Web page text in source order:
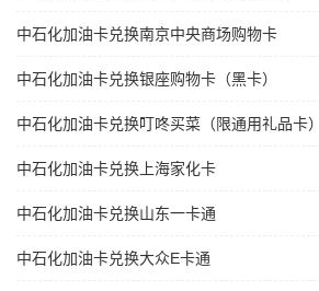
中石化加油卡兑换南京中央商场购物卡
中石化加油卡兑换银座购物卡（黑卡）
中石化加油卡兑换叮咚买菜（限通用礼品卡）
中石化加油卡兑换上海家化卡
中石化加油卡兑换山东一卡通
中石化加油卡兑换大众E卡通